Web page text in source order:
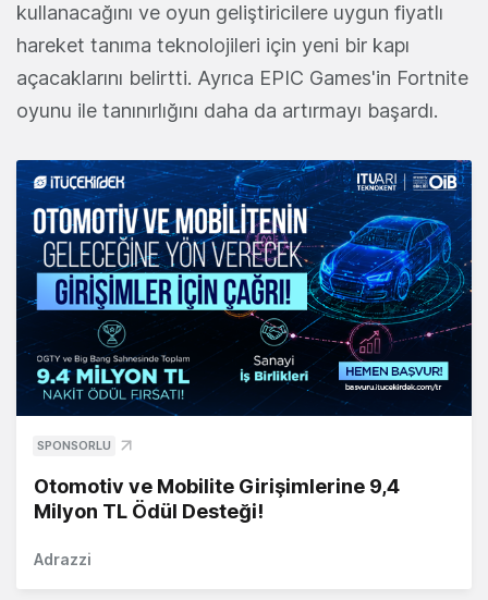
kullanacağını ve oyun geliştiricilere uygun fiyatlı
hareket tanıma teknolojileri için yeni bir kapı
açacaklarını belirtti. Ayrıca EPIC Games'in Fortnite
oyunu ile tanınırlığını daha da artırmayı başardı.
SPONSORLU
Otomotiv ve Mobilite Girişimlerine 9,4
Milyon TL Ödül Desteği!
Adrazzi